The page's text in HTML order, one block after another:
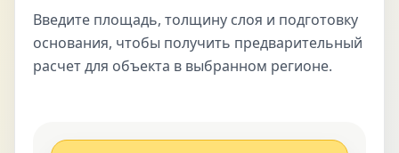
Введите площадь, толщину слоя и подготовку
основания, чтобы получить предварительный
расчет для объекта в выбранном регионе.